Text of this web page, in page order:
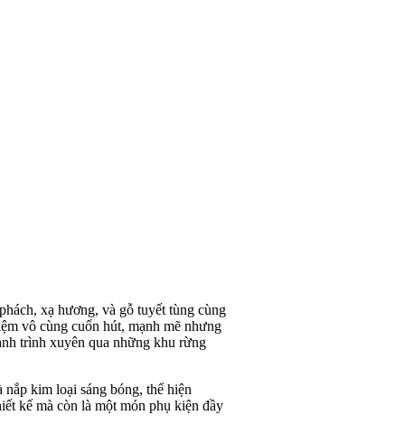
xạ hương, và gỗ tuyết tùng cùng
vô cùng cuốn hút, mạnh mẽ nhưng
trình xuyên qua những khu rừng
kim loại sáng bóng, thể hiện
kế mà còn là một món phụ kiện đầy